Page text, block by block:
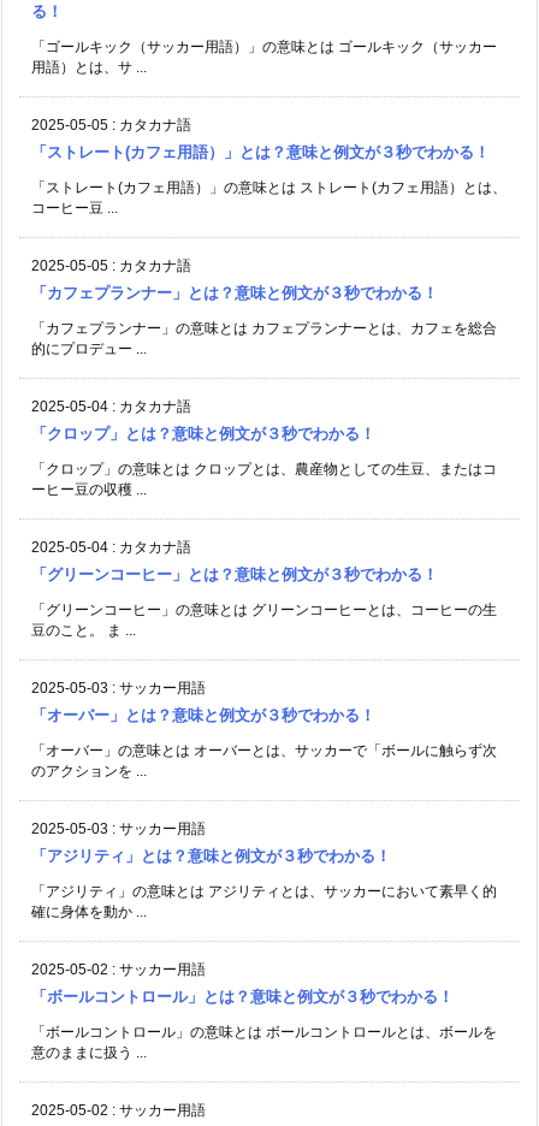
る！
「ゴールキック（サッカー用語）」の意味とは ゴールキック（サッカー
用語）とは、サ ...
2025-05-05 : カタカナ語
「ストレート(カフェ用語）」とは？意味と例文が３秒でわかる！
「ストレート(カフェ用語）」の意味とは ストレート(カフェ用語）とは、
コーヒー豆 ...
2025-05-05 : カタカナ語
「カフェプランナー」とは？意味と例文が３秒でわかる！
「カフェプランナー」の意味とは カフェプランナーとは、カフェを総合
的にプロデュー ...
2025-05-04 : カタカナ語
「クロップ」とは？意味と例文が３秒でわかる！
「クロップ」の意味とは クロップとは、農産物としての生豆、またはコ
ーヒー豆の収穫 ...
2025-05-04 : カタカナ語
「グリーンコーヒー」とは？意味と例文が３秒でわかる！
「グリーンコーヒー」の意味とは グリーンコーヒーとは、コーヒーの生
豆のこと。 ま ...
2025-05-03 : サッカー用語
「オーバー」とは？意味と例文が３秒でわかる！
「オーバー」の意味とは オーバーとは、サッカーで「ボールに触らず次
のアクションを ...
2025-05-03 : サッカー用語
「アジリティ」とは？意味と例文が３秒でわかる！
「アジリティ」の意味とは アジリティとは、サッカーにおいて素早く的
確に身体を動か ...
2025-05-02 : サッカー用語
「ボールコントロール」とは？意味と例文が３秒でわかる！
「ボールコントロール」の意味とは ボールコントロールとは、ボールを
意のままに扱う ...
2025-05-02 : サッカー用語